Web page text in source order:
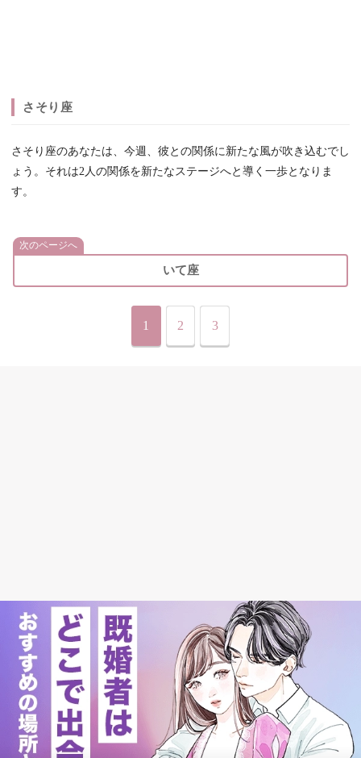
さそり座
さそり座のあなたは、今週、彼との関係に新たな風が吹き込むでし
ょう。それは2人の関係を新たなステージへと導く一歩となりま
す。
次のページへ
いて座
1 2 3